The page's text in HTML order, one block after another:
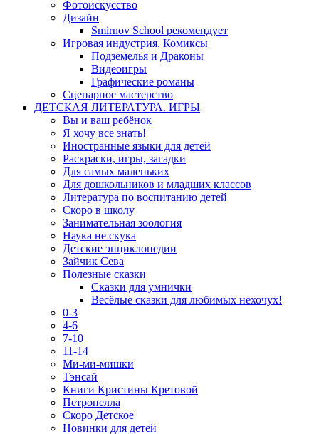
Фотоискусство
Дизайн
Smirnov School рекомендует
Игровая индустрия. Комиксы
Подземелья и Драконы
Видеоигры
Графические романы
Сценарное мастерство
ДЕТСКАЯ ЛИТЕРАТУРА. ИГРЫ
Вы и ваш ребёнок
Я хочу все знать!
Иностранные языки для детей
Раскраски, игры, загадки
Для самых маленьких
Для дошкольников и младших классов
Литература по воспитанию детей
Скоро в школу
Занимательная зоология
Наука не скука
Детские энциклопедии
Зайчик Сева
Полезные сказки
Сказки для умнички
Весёлые сказки для любимых нехочух!
0-3
4-6
7-10
11-14
Ми-ми-мишки
Тэнсай
Книги Кристины Кретовой
Петронелла
Скоро Детское
Новинки для детей